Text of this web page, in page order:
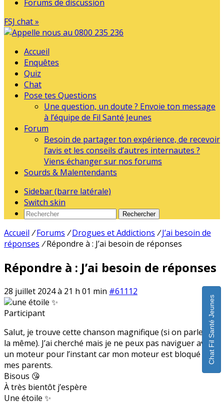
Forums de discussion
FSJ chat »
Accueil
Enquêtes
Quiz
Chat
Pose tes Questions
Une question, un doute ? Envoie ton message
à l’équipe de Fil Santé Jeunes
Forum
Besoin de partager ton expérience, de recevoir
l’avis et les conseils d’autres internautes ?
Viens échanger sur nos forums
Sourds & Malentendants
Sidebar (barre latérale)
Switch skin
Rechercher
Accueil / Forums / Drogues et Addictions / J’ai besoin de
réponses / Répondre à : J’ai besoin de réponses
Répondre à : J’ai besoin de réponses
28 juillet 2024 à 21 h 01 min #61112
une étoile ✨
Participant
Salut, je trouve cette chanson magnifique (si on parle de
la même). J’ai cherché mais je ne peux pas naviguer avec
un moteur pour l’instant car mon moteur est bloqué par
mes parents.
Bisous 😘
À très bientôt j’espère
Une étoile ✨
Chat Fil Santé Jeunes